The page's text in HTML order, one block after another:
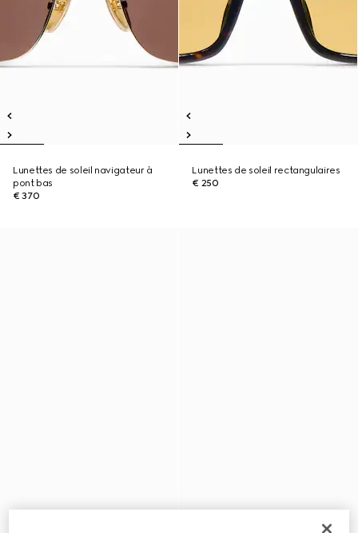
Lunettes de soleil navigateur à
pont bas
€ 370
Lunettes de soleil rectangulaires
€ 250